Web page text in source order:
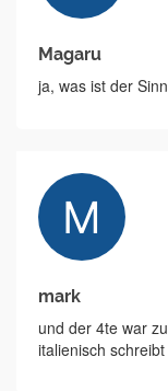
Magaru
ja, was ist der
mark
und der 4te war
italienisch schreibt